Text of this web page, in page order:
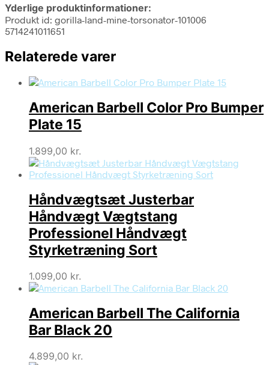
Yderlige produktinformationer:
Produkt id: gorilla-land-mine-torsonator-101006
5714241011651
Relaterede varer
American Barbell Color Pro Bumper
Plate 15
1.899,00 kr.
Håndvægtsæt Justerbar
Håndvægt Vægtstang
Professionel Håndvægt
Styrketræning Sort
1.099,00 kr.
American Barbell The California
Bar Black 20
4.899,00 kr.